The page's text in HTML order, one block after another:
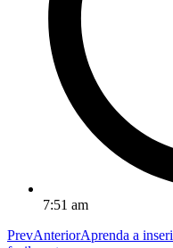
7:51 am
PrevAnteriorAprenda a